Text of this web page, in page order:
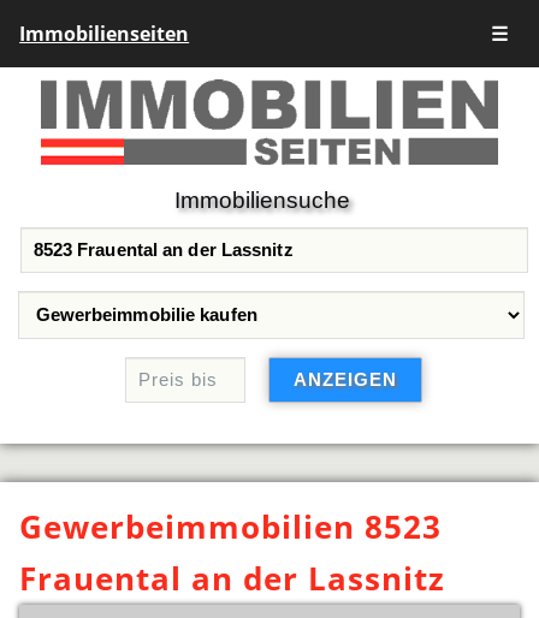
Immobilienseiten ☰
Immobiliensuche
Gewerbeimmobilien 8523
Frauental an der Lassnitz